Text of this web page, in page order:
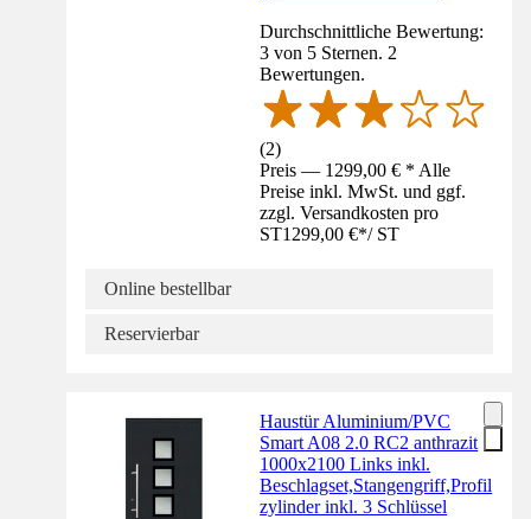
Durchschnittliche Bewertung:
3 von 5 Sternen. 2
Bewertungen.
(2)
Preis — 1299,00 € * Alle
Preise inkl. MwSt. und ggf.
zzgl. Versandkosten pro
ST1299,00 €*/ ST
Online bestellbar
Reservierbar
Haustür Aluminium/PVC
Smart A08 2.0 RC2 anthrazit
1000x2100 Links inkl.
Beschlagset,Stangengriff,Profil
zylinder inkl. 3 Schlüssel